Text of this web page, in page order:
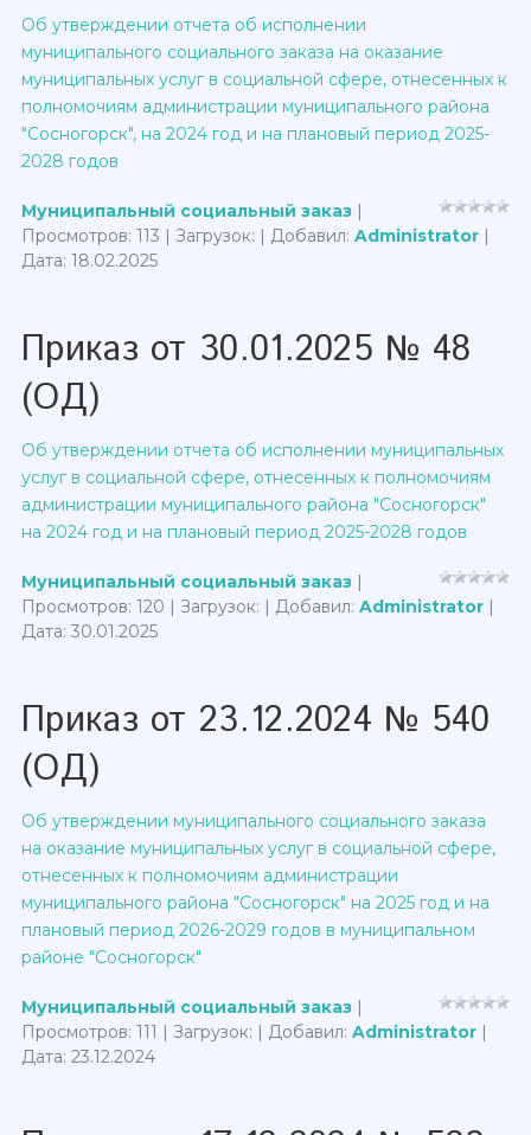
Об утверждении отчета об исполнении
муниципального социального заказа на оказание
муниципальных услуг в социальной сфере, отнесенных к
полномочиям администрации муниципального района
"Сосногорск", на 2024 год и на плановый период 2025-
2028 годов
Муниципальный социальный заказ |
Просмотров: 113 | Загрузок: | Добавил: Administrator |
Дата: 18.02.2025
Приказ от 30.01.2025 № 48
(ОД)
Об утверждении отчета об исполнении муниципальных
услуг в социальной сфере, отнесенных к полномочиям
администрации муниципального района "Сосногорск"
на 2024 год и на плановый период 2025-2028 годов
Муниципальный социальный заказ |
Просмотров: 120 | Загрузок: | Добавил: Administrator |
Дата: 30.01.2025
Приказ от 23.12.2024 № 540
(ОД)
Об утверждении муниципального социального заказа
на оказание муниципальных услуг в социальной сфере,
отнесенных к полномочиям администрации
муниципального района "Сосногорск" на 2025 год и на
плановый период 2026-2029 годов в муниципальном
районе "Сосногорск"
Муниципальный социальный заказ |
Просмотров: 111 | Загрузок: | Добавил: Administrator |
Дата: 23.12.2024